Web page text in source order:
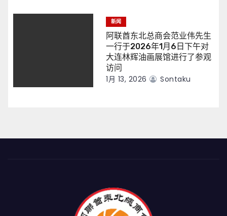
新闻
阿联酋东北总商会范业伟先生
一行于2026年1月6日下午对
大连林辉油画展馆进行了参观
访问
1月 13, 2026 Sontaku